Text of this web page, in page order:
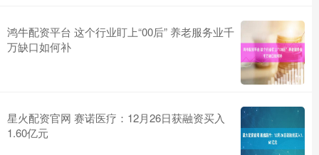
鸿牛配资平台 这个行业盯上“00后” 养老服务业千
万缺口如何补
星火配资官网 赛诺医疗：12月26日获融资买入
1.60亿元